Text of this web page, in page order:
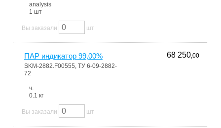
analysis
1 шт
Вы заказали шт
ПАР индикатор 99,00%
SKM-2882.F00555, ТУ 6-09-2882-
72
ч.
0.1 кг
68 250,00
Вы заказали шт